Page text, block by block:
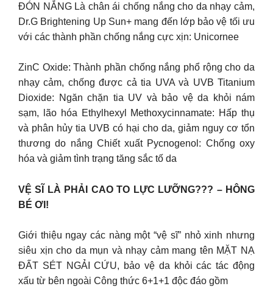
ĐÓN NẮNG Là chân ái chống nắng cho da nhạy cảm,
Dr.G Brightening Up Sun+ mang đến lớp bảo vệ tối ưu
với các thành phần chống nắng cực xịn: Unicornee
ZinC Oxide: Thành phần chống nắng phổ rộng cho da
nhạy cảm, chống được cả tia UVA và UVB Titanium
Dioxide: Ngăn chặn tia UV và bảo vệ da khỏi nám
sạm, lão hóa Ethylhexyl Methoxycinnamate: Hấp thụ
và phân hủy tia UVB có hại cho da, giảm nguy cơ tổn
thương do nắng Chiết xuất Pycnogenol: Chống oxy
hóa và giảm tình trạng tăng sắc tố da
VỆ SĨ LÀ PHẢI CAO TO LỰC LƯỠNG??? – HÔNG
BÉ ƠI!
Giới thiệu ngay các nàng một “vệ sĩ” nhỏ xinh nhưng
siêu xịn cho da mụn và nhạy cảm mang tên MẶT NẠ
ĐẤT SÉT NGẢI CỨU, bảo vệ da khỏi các tác động
xấu từ bên ngoài Công thức 6+1+1 độc đáo gồm